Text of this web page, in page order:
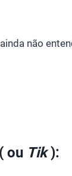
não
ou Tik):